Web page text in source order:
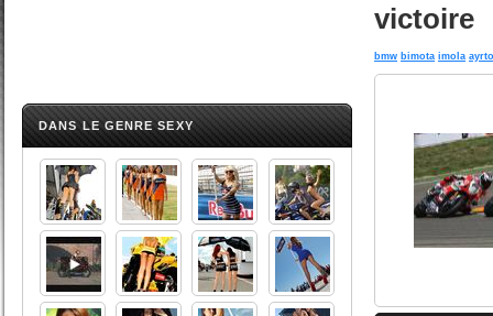
DANS LE GENRE SEXY
victoire
bmw bimota imola